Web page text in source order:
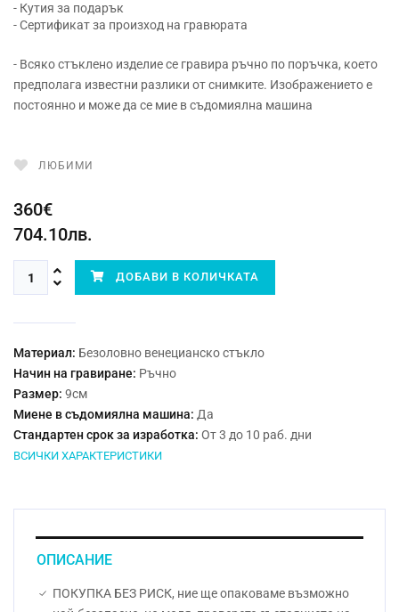
- Кутия за подарък
- Сертификат за произход на гравюрата
- Всяко стъклено изделие се гравира ръчно по поръчка, което
предполага известни разлики от снимките. Изображението е
постоянно и може да се мие в съдомиялна машина
ЛЮБИМИ
360€
704.10лв.
ДОБАВИ В КОЛИЧКАТА
Материал: Безоловно венецианско стъкло
Начин на гравиране: Ръчно
Размер: 9см
Миене в съдомиялна машина: Да
Стандартен срок за изработка: От 3 до 10 раб. дни
ВСИЧКИ ХАРАКТЕРИСТИКИ
ОПИСАНИЕ
ПОКУПКА БЕЗ РИСК, ние ще опаковаме възможно